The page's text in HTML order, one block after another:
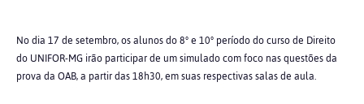
No dia 17 de setembro, os alunos do 8° e 10° período do curso de Direito
do UNIFOR-MG irão participar de um simulado com foco nas questões da
prova da OAB, a partir das 18h30, em suas respectivas salas de aula.